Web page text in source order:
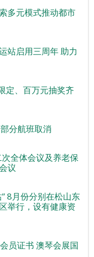
多元模式推动都市
站启用三周年 助力
定、百万元抽奖齐
分航班取消
全体会议及养老保
议
8月份分别在松山东
举行，设有健康资
员证书 澳琴会展国